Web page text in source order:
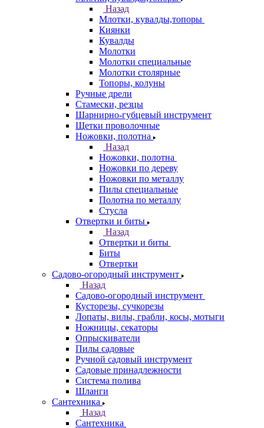
Назад
Млотки, кувалды,топоры
Киянки
Кувалды
Молотки
Молотки специальные
Молотки столярные
Топоры, колуны
Ручные дрели
Стамески, резцы
Шарнирно-губцевый инструмент
Щетки проволочные
Ножовки, полотна
Назад
Ножовки, полотна
Ножовки по дереву
Ножовки по металлу
Пилы специальные
Полотна по металлу
Стусла
Отвертки и биты
Назад
Отвертки и биты
Биты
Отвертки
Садово-огородный инструмент
Назад
Садово-огородный инструмент
Кусторезы, сучкорезы
Лопаты, вилы, грабли, косы, мотыги
Ножницы, секаторы
Опрыскиватели
Пилы садовые
Ручной садовый инструмент
Садовые принадлежности
Система полива
Шланги
Сантехника
Назад
Сантехника